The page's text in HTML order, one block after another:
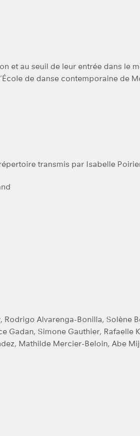
et au seuil de leur entrée dans le
de danse contemporaine de
transmis par Isabelle
Alvarenga-Bonilla, Solène
Gadan, Simone Gauthier, Rafaelle
Mathilde Mercier-Beloin, Abe